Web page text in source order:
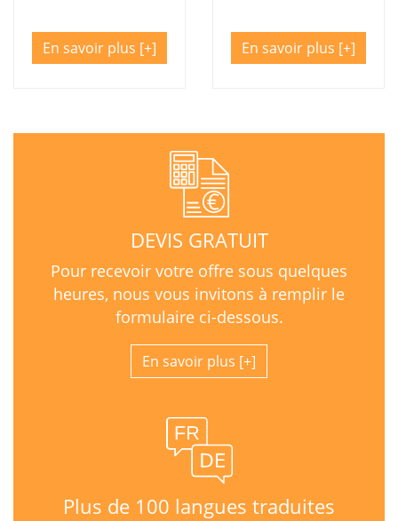
En savoir plus En savoir plus
DEVIS GRATUIT
Pour recevoir votre offre sous quelques
heures, nous vous invitons à remplir le
formulaire ci-dessous.
En savoir plus
Plus de 100 langues traduites